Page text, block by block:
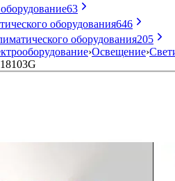
63
оборудования646
оборудования205
›Освещение›